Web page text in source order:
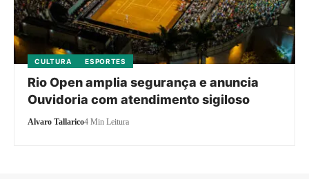
CULTURA ESPORTES
Rio Open amplia segurança e anuncia
Ouvidoria com atendimento sigiloso
Alvaro Tallarico4 Min Leitura